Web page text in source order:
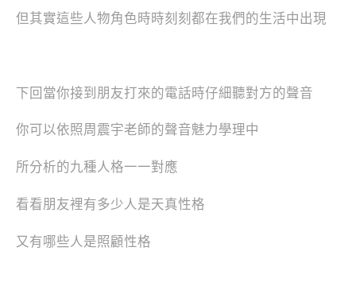
但其實這些人物角色時時刻刻都在我們的生活中出現
下回當你接到朋友打來的電話時仔細聽對方的聲音
你可以依照周震宇老師的聲音魅力學理中
所分析的九種人格一一對應
看看朋友裡有多少人是天真性格
又有哪些人是照顧性格